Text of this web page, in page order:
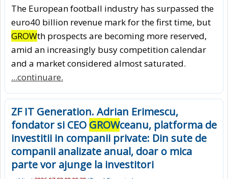
The European football industry has surpassed the
euro40 billion revenue mark for the first time, but
GROWth prospects are becoming more reserved,
amid an increasingly busy competition calendar
and a market considered almost saturated.
...continuare.
ZF IT Generation. Adrian Erimescu,
fondator si CEO GROWceanu, platforma de
investitii in companii private: Din sute de
companii analizate anual, doar o mica
parte vor ajunge la investitori